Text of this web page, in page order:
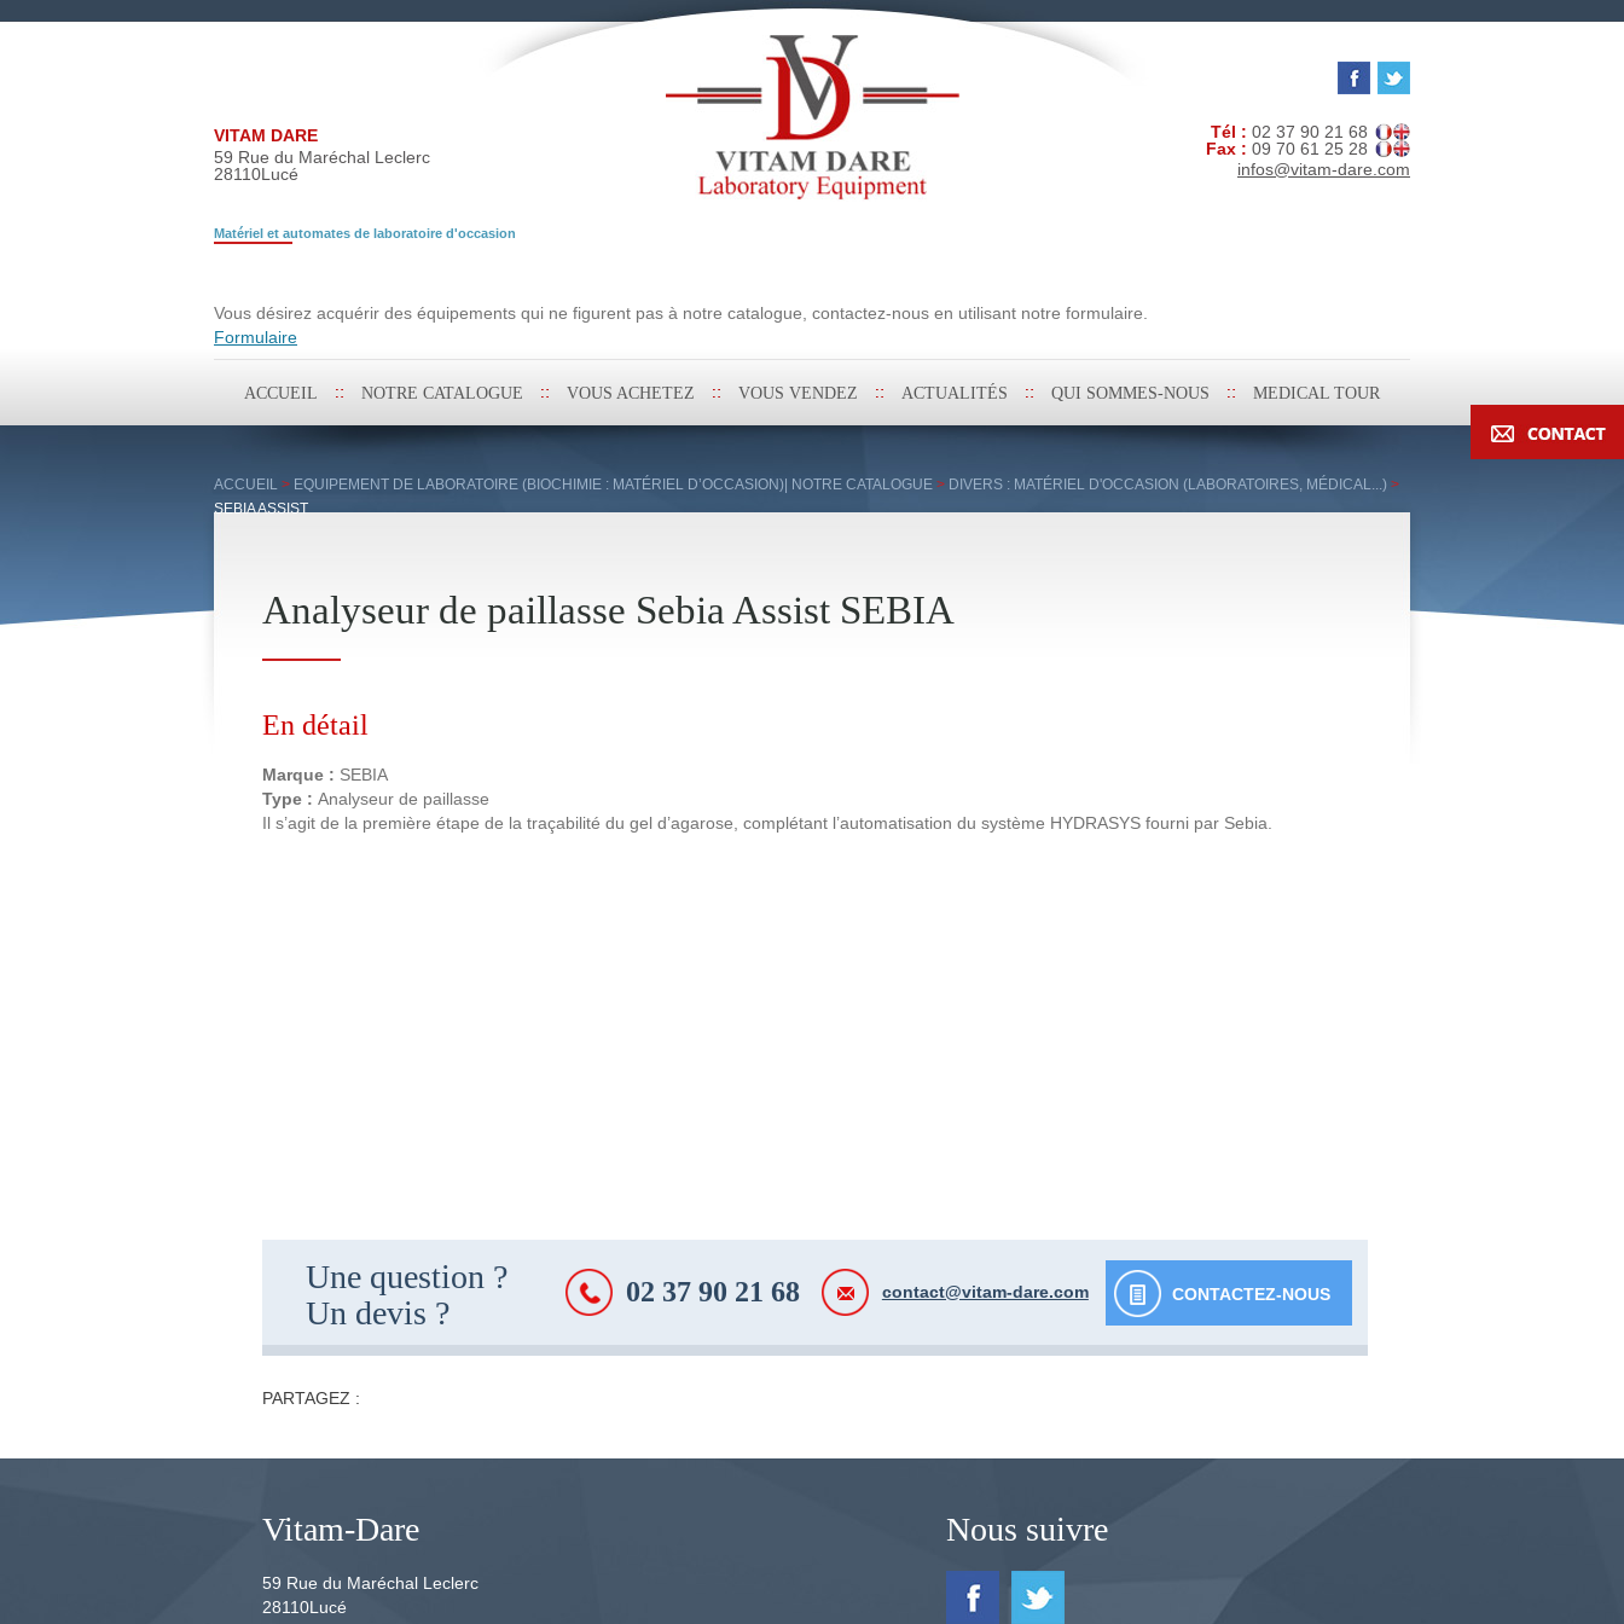
Tél : 02 37 90 21 68
Fax : 09 70 61 25 28
infos@vitam-dare.com
VITAM DARE
59 Rue du Maréchal Leclerc
28110Lucé
Matériel et automates de laboratoire d'occasion
Vous désirez acquérir des équipements qui ne figurent pas à notre catalogue, contactez-nous en utilisant notre formulaire.
Formulaire
contenu
ACCUEIL NOTRE CATALOGUE VOUS ACHETEZ VOUS VENDEZ ACTUALITÉS QUI SOMMES-NOUS MEDICAL TOUR
ACCUEIL > EQUIPEMENT DE LABORATOIRE (BIOCHIMIE : MATÉRIEL D’OCCASION)| NOTRE CATALOGUE > DIVERS : MATÉRIEL D'OCCASION (LABORATOIRES, MÉDICAL...) >
SEBIA ASSIST
Analyseur de paillasse Sebia Assist SEBIA
En détail
Marque : SEBIA
Type : Analyseur de paillasse
Il s’agit de la première étape de la traçabilité du gel d’agarose, complétant l’automatisation du système HYDRASYS fourni par Sebia.
Une question ?
Un devis ?
02 37 90 21 68 contact@vitam-dare.com CONTACTEZ-NOUS
PARTAGEZ :
Vitam-Dare
59 Rue du Maréchal Leclerc
28110Lucé
Nous suivre